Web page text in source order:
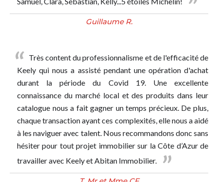
Guillaume R.
Très content du professionnalisme et de l'efficacité de
Keely qui nous a assisté pendant une opération d'achat
durant la période du Covid 19. Une excellente
connaissance du marché local et des produits dans leur
catalogue nous a fait gagner un temps précieux. De plus,
chaque transaction ayant ces complexités, elle nous a aidé
à les naviguer avec talent. Nous recommandons donc sans
hésiter pour tout projet immobilier sur la Côte d’Azur de
travailler avec Keely et Abitan Immobilier.